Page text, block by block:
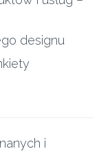
designu
i